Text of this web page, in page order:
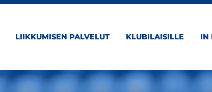
LIIKKUMISEN PALVELUT KLUBILAISILLE IN